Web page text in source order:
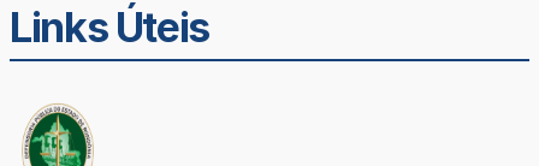
Links Úteis